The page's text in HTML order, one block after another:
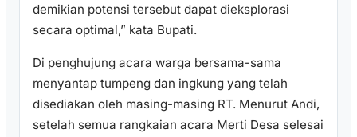
demikian potensi tersebut dapat dieksplorasi
secara optimal,” kata Bupati.
Di penghujung acara warga bersama-sama
menyantap tumpeng dan ingkung yang telah
disediakan oleh masing-masing RT. Menurut Andi,
setelah semua rangkaian acara Merti Desa selesai